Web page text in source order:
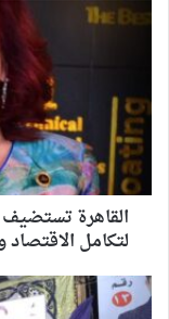
القاهرة تستضيف
لتكامل